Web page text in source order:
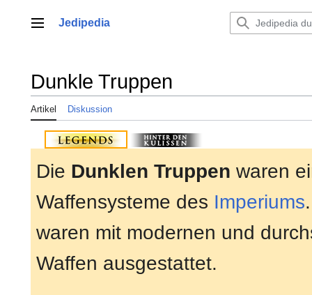
springenHauptmenü
Jedipedia
Dunkle Truppen
Artikel Diskussion
Die Dunklen Truppen waren
Waffensysteme des Imperiums
waren mit modernen und
Waffen ausgestattet.